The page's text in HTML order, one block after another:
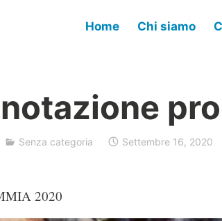
Home Chi siamo
Senza categoria Settembre 16, 2020
2020